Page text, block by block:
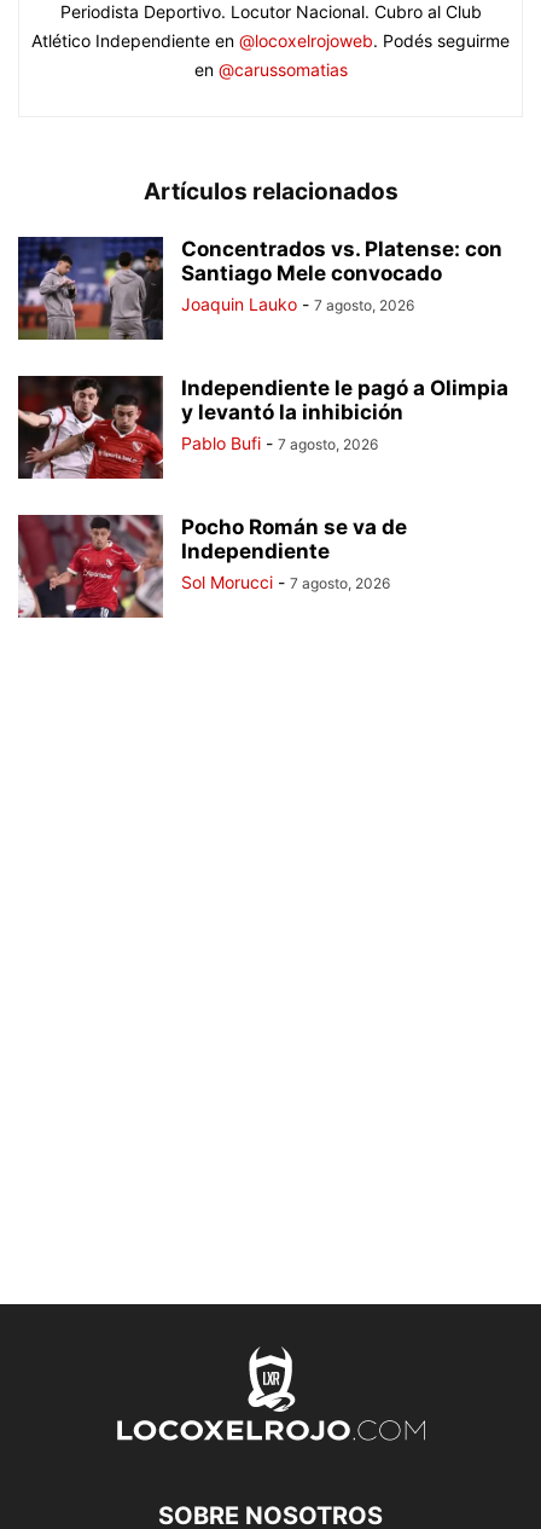
Periodista Deportivo. Locutor Nacional. Cubro al Club
Atlético Independiente en @locoxelrojoweb. Podés seguirme
en @carussomatias
Artículos relacionados
Concentrados vs. Platense: con
Santiago Mele convocado
Joaquin Lauko - 7 agosto, 2026
Independiente le pagó a Olimpia
y levantó la inhibición
Pablo Bufi - 7 agosto, 2026
Pocho Román se va de
Independiente
Sol Morucci - 7 agosto, 2026
SOBRE NOSOTROS